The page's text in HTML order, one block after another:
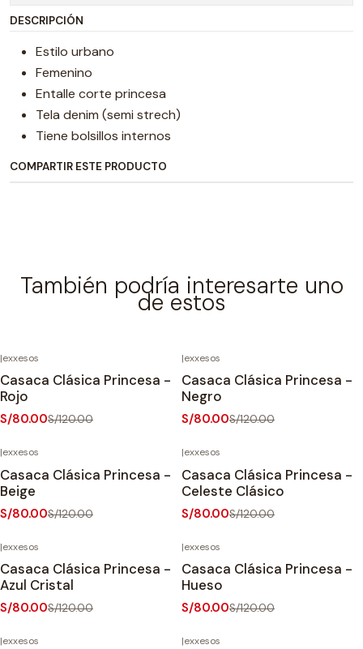
DESCRIPCIÓN
Estilo urbano
Femenino
Entalle corte princesa
Tela denim (semi strech)
Tiene bolsillos internos
COMPARTIR ESTE PRODUCTO
También podría interesarte uno
de estos
|exxesos
Casaca Clásica Princesa -
Rojo
S/80.00S/120.00
|exxesos
Casaca Clásica Princesa -
Negro
S/80.00S/120.00
Agotado
|exxesos
Casaca Clásica Princesa -
Beige
S/80.00S/120.00
|exxesos
Casaca Clásica Princesa -
Celeste Clásico
S/80.00S/120.00
|exxesos
Casaca Clásica Princesa -
Azul Cristal
S/80.00S/120.00
|exxesos
Casaca Clásica Princesa -
Hueso
S/80.00S/120.00
|exxesos |exxesos